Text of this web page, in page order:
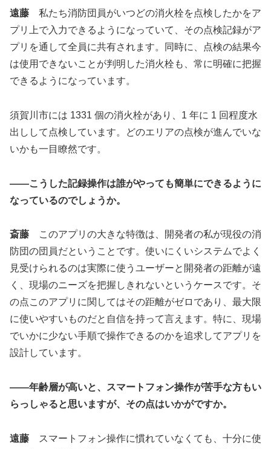
遠藤 私たち消防団員がいつどの消火栓を点検したかをア
プリ上で入力できるようになっていて、その点検記録がア
プリを通して全員に共有されます。同時に、点検の結果今
は使用できないことが判明した消火栓も、常に明確に把握
できるようになっています。
須賀川市には 1331 個の消火栓があり、1 年に 1 回程度水
出しして点検しています。どのエリアの点検が進んでいな
いかも一目瞭然です。
――こうした記録操作は誰がやっても簡単にできるように
なっているのでしょうか。
斎藤 このアプリの大きな特徴は、開発者の私が現役の消
防団の団員だということです。使いにくいシステムでよく
見受けられるのは実際に使うユーザーと開発者の距離が遠
く、現場のニーズを把握しきれないというケースです。そ
の点このアプリに関してはその距離がゼロであり、最大限
に使いやすいものだと自信を持って言えます。特に、現場
でいかに少ない手順で操作できるのかを追求してアプリを
設計しています。
――年齢層が高いと、スマートフォン操作が苦手な方もい
らっしゃると思いますが、その点はいかがですか。
遠藤
スマートフォン操作に慣れていなくても、十分に使